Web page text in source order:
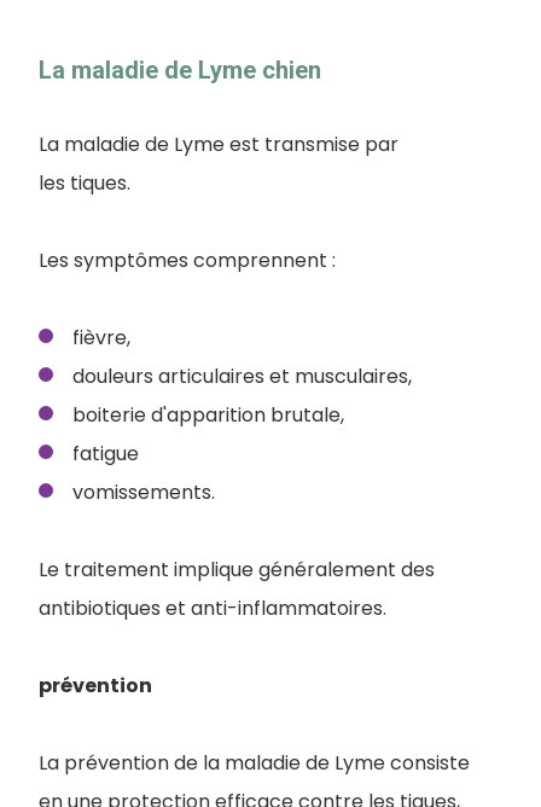
La maladie de Lyme chien
La maladie de Lyme est transmise par
les tiques.
Les symptômes comprennent :
fièvre,
douleurs articulaires et musculaires,
boiterie d'apparition brutale,
fatigue
vomissements.
Le traitement implique généralement des
antibiotiques et anti-inflammatoires.
prévention
La prévention de la maladie de Lyme consiste